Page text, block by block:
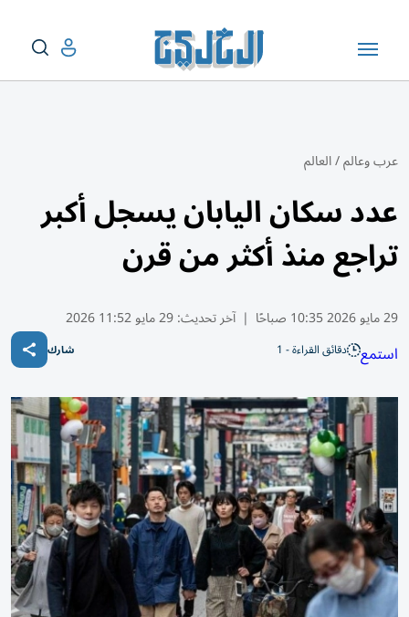
عرب وعالم/العالم
عدد سكان اليابان يسجل أكبر
تراجع منذ أكثر من قرن
29 مايو 2026 10:35 صباحًا | آخر تحديث:29 مايو 11:52 2026
استمع دقائق القراءة - 1 شارك